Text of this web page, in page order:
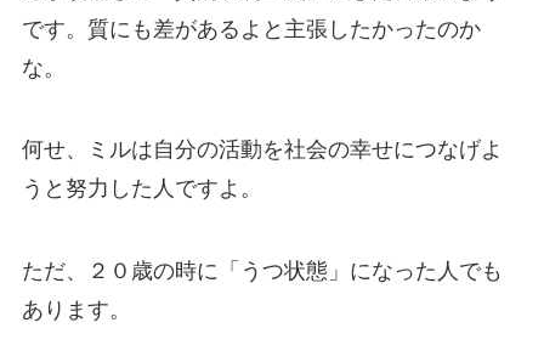
です。質にも差があるよと主張したかったのか
な。
何せ、ミルは自分の活動を社会の幸せにつなげよ
うと努力した人ですよ。
ただ、２０歳の時に「うつ状態」になった人でも
あります。